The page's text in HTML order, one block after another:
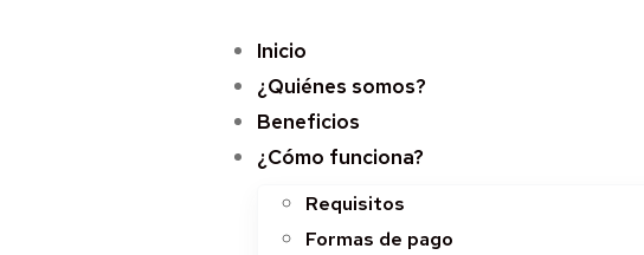
Inicio
¿Quiénes somos?
Beneficios
¿Cómo funciona?
Requisitos
Formas de pago